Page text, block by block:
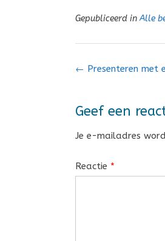
Gepubliceerd inAlle
Bericht
← Presenteren met
Geef een
Je e-mailadres
Reactie *